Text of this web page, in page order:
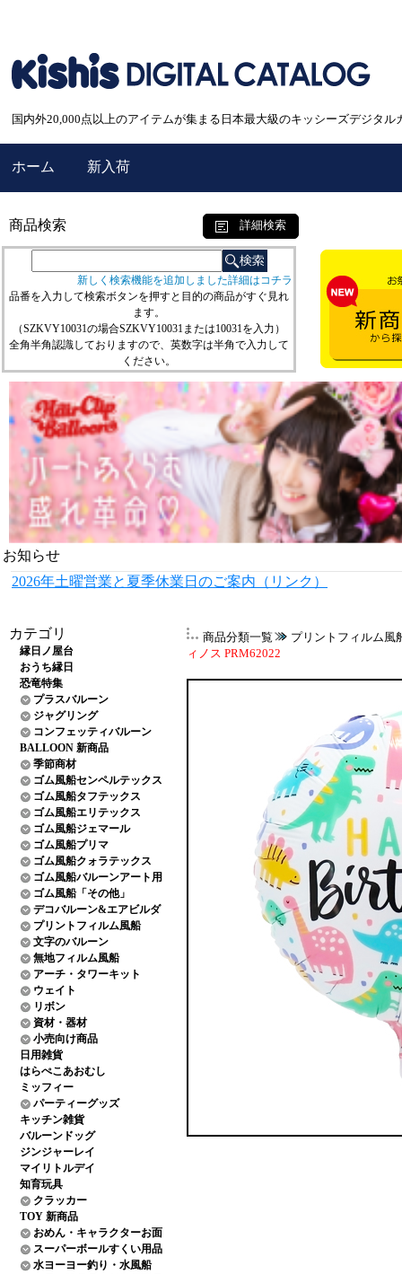
国内外20,000点以上のアイテムが集まる日本最大級のキッシーズデジタル
ホーム 新入荷
商品検索 詳細検索
新しく検索機能を追加しました詳細はコチラ
品番を入力して検索ボタンを押すと目的の商品がすぐ見れ
ます。
（SZKVY10031の場合SZKVY10031または10031を入力）
全角半角認識しておりますので、英数字は半角で入力して
ください。
お知らせ
2026年土曜営業と夏季休業日のご案内（リンク）
カテゴリ
縁日ノ屋台
おうち縁日
恐竜特集
プラスバルーン
ジャグリング
コンフェッティバルーン
BALLOON 新商品
季節商材
ゴム風船センペルテックス
ゴム風船タフテックス
ゴム風船エリテックス
ゴム風船ジェマール
ゴム風船プリマ
ゴム風船クォラテックス
ゴム風船バルーンアート用
ゴム風船「その他」
デコバルーン&エアビルダ
プリントフィルム風船
文字のバルーン
無地フィルム風船
アーチ・タワーキット
ウェイト
リボン
資材・器材
小売向け商品
日用雑貨
はらぺこあおむし
ミッフィー
パーティーグッズ
キッチン雑貨
バルーンドッグ
ジンジャーレイ
マイリトルデイ
知育玩具
クラッカー
TOY 新商品
おめん・キャラクターお面
スーパーボールすくい用品
水ヨーヨー釣り・水風船
商品分類一覧
プリントフィルム風
ィノス PRM62022